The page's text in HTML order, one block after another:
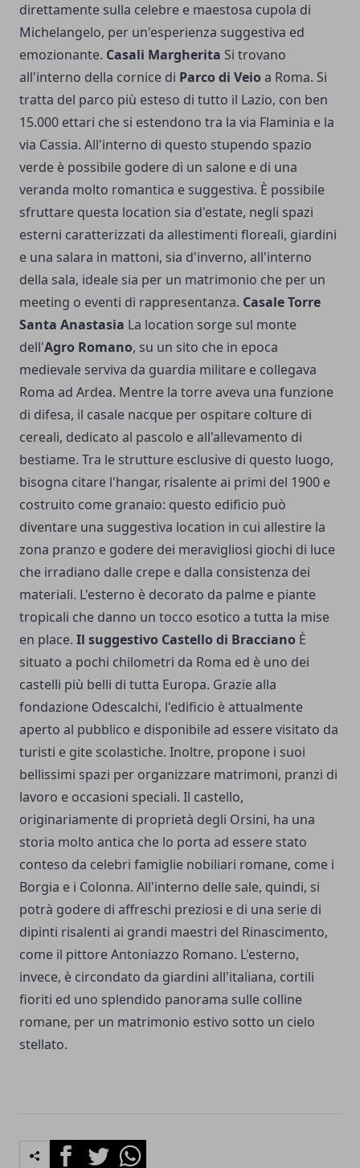
direttamente sulla celebre e maestosa cupola di
Michelangelo, per un'esperienza suggestiva ed
emozionante. Casali Margherita Si trovano
all'interno della cornice di Parco di Veio a Roma. Si
tratta del parco più esteso di tutto il Lazio, con ben
15.000 ettari che si estendono tra la via Flaminia e la
via Cassia. All'interno di questo stupendo spazio
verde è possibile godere di un salone e di una
veranda molto romantica e suggestiva. È possibile
sfruttare questa location sia d'estate, negli spazi
esterni caratterizzati da allestimenti floreali, giardini
e una salara in mattoni, sia d'inverno, all'interno
della sala, ideale sia per un matrimonio che per un
meeting o eventi di rappresentanza. Casale Torre
Santa Anastasia La location sorge sul monte
dell'Agro Romano, su un sito che in epoca
medievale serviva da guardia militare e collegava
Roma ad Ardea. Mentre la torre aveva una funzione
di difesa, il casale nacque per ospitare colture di
cereali, dedicato al pascolo e all'allevamento di
bestiame. Tra le strutture esclusive di questo luogo,
bisogna citare l'hangar, risalente ai primi del 1900 e
costruito come granaio: questo edificio può
diventare una suggestiva location in cui allestire la
zona pranzo e godere dei meravigliosi giochi di luce
che irradiano dalle crepe e dalla consistenza dei
materiali. L'esterno è decorato da palme e piante
tropicali che danno un tocco esotico a tutta la mise
en place. Il suggestivo Castello di Bracciano È
situato a pochi chilometri da Roma ed è uno dei
castelli più belli di tutta Europa. Grazie alla
fondazione Odescalchi, l'edificio è attualmente
aperto al pubblico e disponibile ad essere visitato da
turisti e gite scolastiche. Inoltre, propone i suoi
bellissimi spazi per organizzare matrimoni, pranzi di
lavoro e occasioni speciali. Il castello,
originariamente di proprietà degli Orsini, ha una
storia molto antica che lo porta ad essere stato
conteso da celebri famiglie nobiliari romane, come i
Borgia e i Colonna. All'interno delle sale, quindi, si
potrà godere di affreschi preziosi e di una serie di
dipinti risalenti ai grandi maestri del Rinascimento,
come il pittore Antoniazzo Romano. L'esterno,
invece, è circondato da giardini all'italiana, cortili
fioriti ed uno splendido panorama sulle colline
romane, per un matrimonio estivo sotto un cielo
stellato.
FacebookTwitterWhatsapp